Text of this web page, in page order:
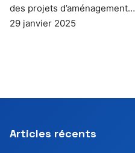
des projets d’aménagement…
29 janvier 2025
Articles récents